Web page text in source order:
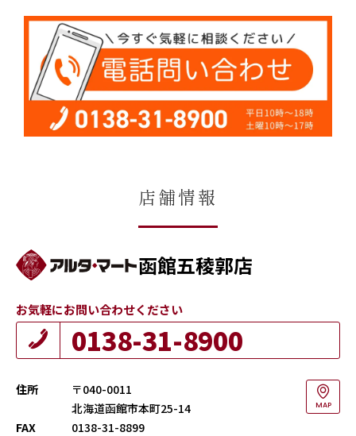
店舗情報
函館五稜郭店
お気軽にお問い合わせください
0138-31-8900
住所
〒040-0011
北海道函館市本町25-14
MAP
FAX
0138-31-8899